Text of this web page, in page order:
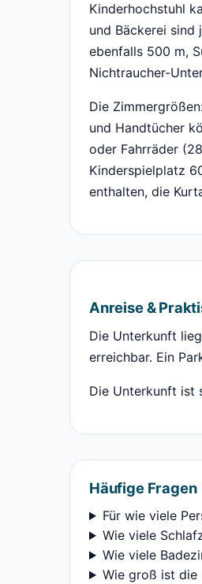
Kinderhochstuhl
und Bäckerei sind
ebenfalls 500 m,
Nichtraucher-
Die
und Handtücher
oder Fahrräder
Kinderspielplatz
enthalten, die
Anreise &
Die Unterkunft
erreichbar. Ein
Die Unterkunft ist
Häufige Fragen
Für wie viele
Wie viele
Wie viele
Wie groß ist die